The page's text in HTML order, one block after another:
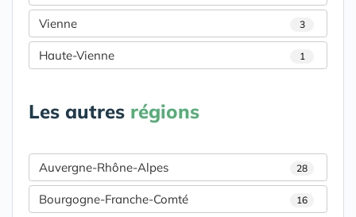
Vienne 3
Haute-Vienne 1
Les autres régions
Auvergne-Rhône-Alpes 28
Bourgogne-Franche-Comté 16